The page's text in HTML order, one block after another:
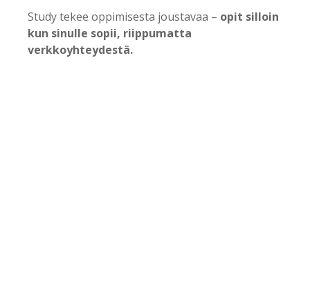
Study tekee oppimisesta joustavaa – opit silloin
kun sinulle sopii, riippumatta
verkkoyhteydestä.